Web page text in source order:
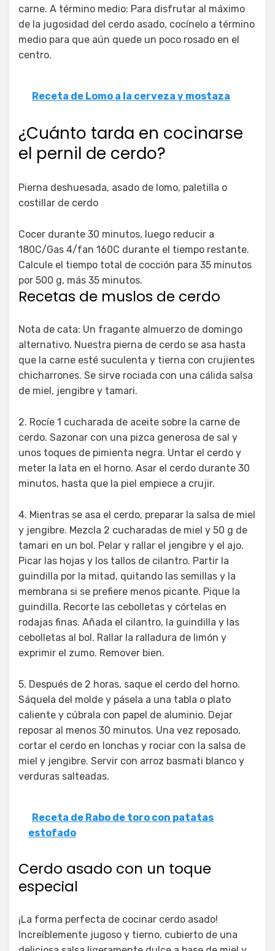
carne. A término medio: Para disfrutar al máximo
de la jugosidad del cerdo asado, cocínelo a término
medio para que aún quede un poco rosado en el
centro.
Receta de Lomo a la cerveza y mostaza
¿Cuánto tarda en cocinarse
el pernil de cerdo?
Pierna deshuesada, asado de lomo, paletilla o
costillar de cerdo
Cocer durante 30 minutos, luego reducir a
180C/Gas 4/fan 160C durante el tiempo restante.
Calcule el tiempo total de cocción para 35 minutos
por 500 g, más 35 minutos.
Recetas de muslos de cerdo
Nota de cata: Un fragante almuerzo de domingo
alternativo. Nuestra pierna de cerdo se asa hasta
que la carne esté suculenta y tierna con crujientes
chicharrones. Se sirve rociada con una cálida salsa
de miel, jengibre y tamari.
2. Rocíe 1 cucharada de aceite sobre la carne de
cerdo. Sazonar con una pizca generosa de sal y
unos toques de pimienta negra. Untar el cerdo y
meter la lata en el horno. Asar el cerdo durante 30
minutos, hasta que la piel empiece a crujir.
4. Mientras se asa el cerdo, preparar la salsa de miel
y jengibre. Mezcla 2 cucharadas de miel y 50 g de
tamari en un bol. Pelar y rallar el jengibre y el ajo.
Picar las hojas y los tallos de cilantro. Partir la
guindilla por la mitad, quitando las semillas y la
membrana si se prefiere menos picante. Pique la
guindilla. Recorte las cebolletas y córtelas en
rodajas finas. Añada el cilantro, la guindilla y las
cebolletas al bol. Rallar la ralladura de limón y
exprimir el zumo. Remover bien.
5. Después de 2 horas, saque el cerdo del horno.
Sáquela del molde y pásela a una tabla o plato
caliente y cúbrala con papel de aluminio. Dejar
reposar al menos 30 minutos. Una vez reposado,
cortar el cerdo en lonchas y rociar con la salsa de
miel y jengibre. Servir con arroz basmati blanco y
verduras salteadas.
Receta de Rabo de toro con patatas
estofado
Cerdo asado con un toque
especial
¡La forma perfecta de cocinar cerdo asado!
Increíblemente jugoso y tierno, cubierto de una